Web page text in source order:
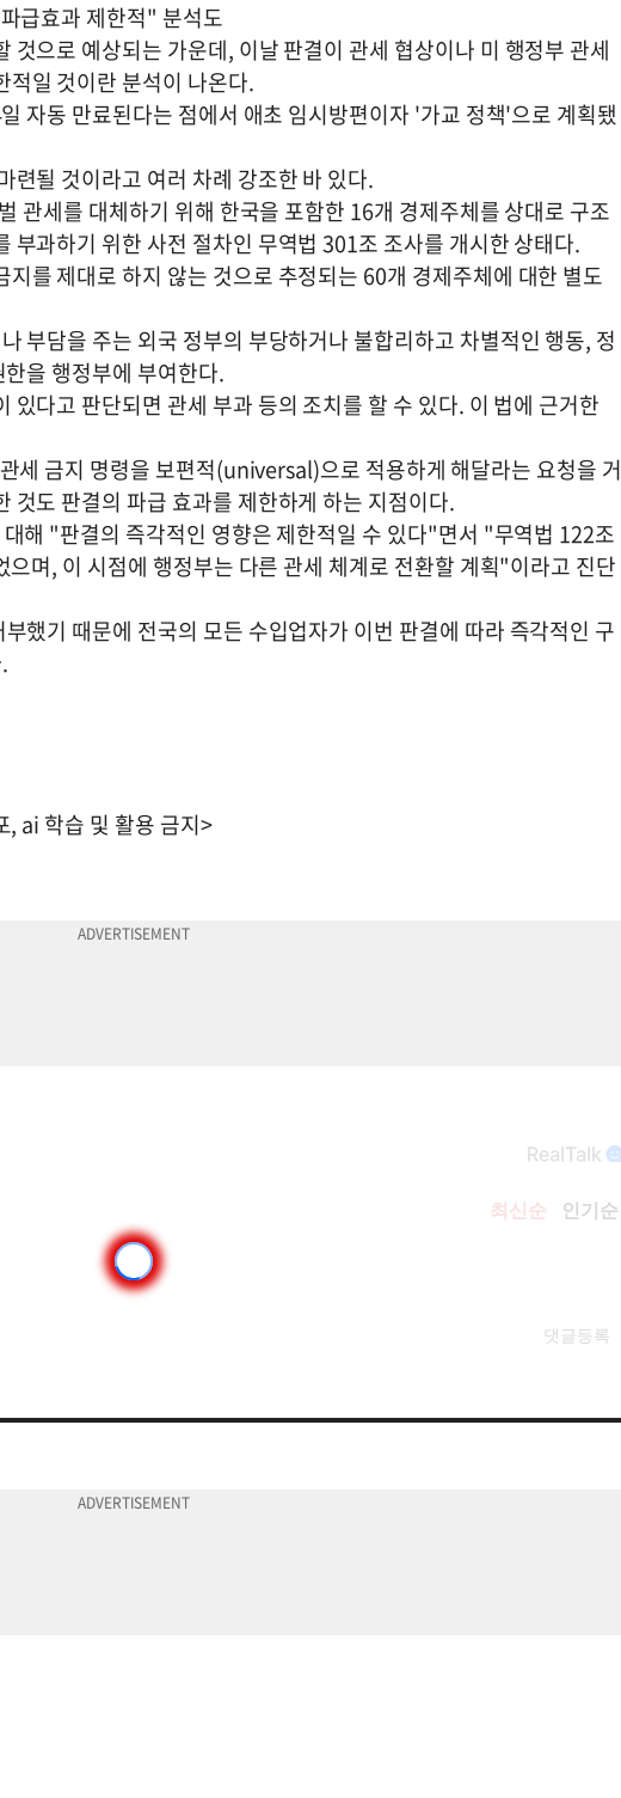
급효과 제한적" 분석도
것으로 예상되는 가운데, 이날 판결이 관세 협상이나 미 행정부 관세
적일 것이란 분석이 나온다.
자동 만료된다는 점에서 애초 임시방편이자 '가교 정책'으로 계획됐
련될 것이라고 여러 차례 강조한 바 있다.
관세를 대체하기 위해 한국을 포함한 16개 경제주체를 상대로 구조
부과하기 위한 사전 절차인 무역법 301조 조사를 개시한 상태다.
를 제대로 하지 않는 것으로 추정되는 60개 경제주체에 대한 별도
부담을 주는 외국 정부의 부당하거나 불합리하고 차별적인 행동, 정
을 행정부에 부여한다.
있다고 판단되면 관세 부과 등의 조치를 할 수 있다. 이 법에 근거한
세 금지 명령을 보편적(universal)으로 적용하게 해달라는 요청을 거
것도 판결의 파급 효과를 제한하게 하는 지점이다.
해 "판결의 즉각적인 영향은 제한적일 수 있다"면서 "무역법 122조
며, 이 시점에 행정부는 다른 관세 체계로 전환할 계획"이라고 진단
했기 때문에 전국의 모든 수입업자가 이번 판결에 따라 즉각적인 구
ai 학습 및 활용 금지>